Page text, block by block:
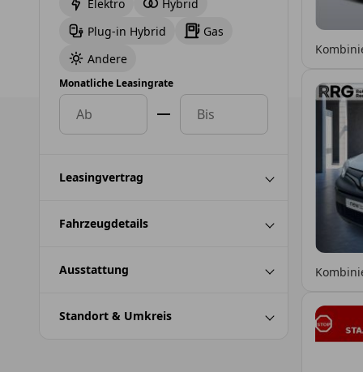
Elektro
Hybrid
Plug-in Hybrid
Gas
Andere
Monatliche Leasingrate
Leasingvertrag
Fahrzeugdetails
Ausstattung
Standort & Umkreis